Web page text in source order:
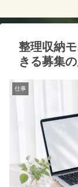
整理収納
きる募集
仕事